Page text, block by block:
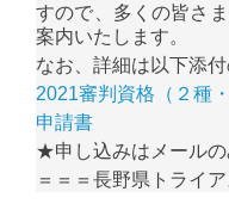
すので、多くの皆さ
案内いたします。
なお、詳細は以下添
2021審判資格（２種
申請書
★申し込みはメールの
＝＝＝長野県トライ